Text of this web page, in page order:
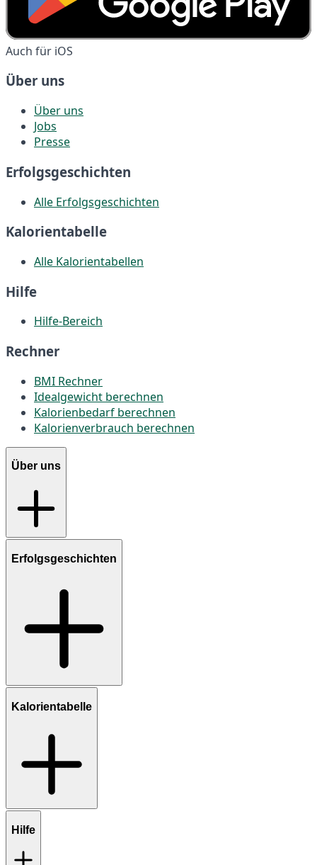
Auch für iOS
Über uns
Über uns
Jobs
Presse
Erfolgsgeschichten
Alle Erfolgsgeschichten
Kalorientabelle
Alle Kalorientabellen
Hilfe
Hilfe-Bereich
Rechner
BMI Rechner
Idealgewicht berechnen
Kalorienbedarf berechnen
Kalorienverbrauch berechnen
Über uns
Erfolgsgeschichten
Kalorientabelle
Hilfe